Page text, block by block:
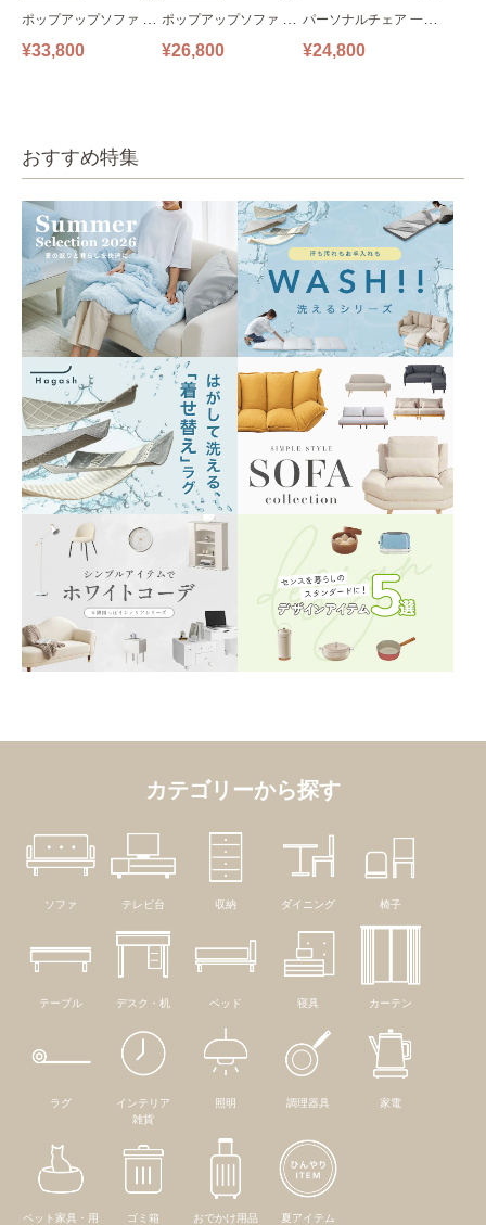
ポップアップソファ ソ
ファ フロアソファ 幅14
¥33,800
ポップアップソファ ソ
ファ フロアソファ 幅10
¥26,800
パーソナルチェア 一人
掛けソファ O’HANA ソ
¥24,800
おすすめ特集
カテゴリーから探す
ソファ テレビ台 収納 ダイニング 椅子
テーブル デスク・机 ベッド 寝具 カーテン
ラグ
インテリア
雑貨
照明 調理器具 家電
ペット家具・用
ゴミ箱 おでかけ用品 夏アイテム